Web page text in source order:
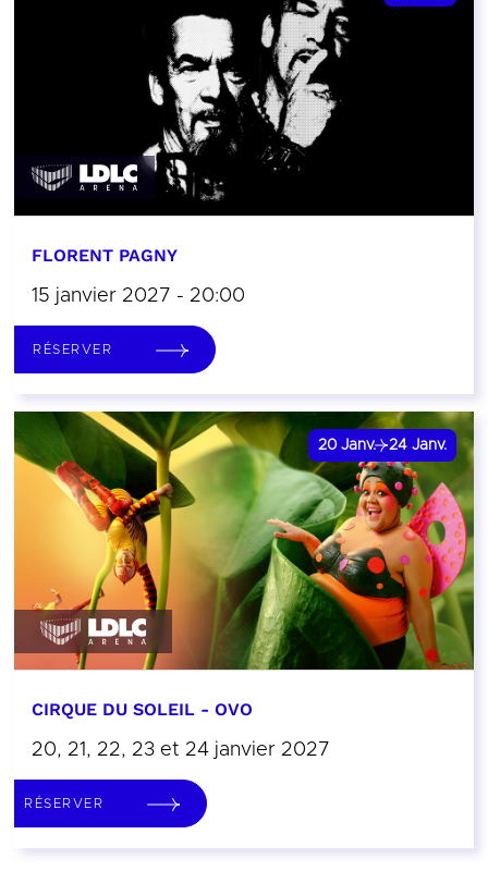
FLORENT PAGNY
15 janvier 2027 - 20:00
RÉSERVER
20 Janv. 24 Janv.
CIRQUE DU SOLEIL - OVO
20, 21, 22, 23 et 24 janvier 2027
RÉSERVER